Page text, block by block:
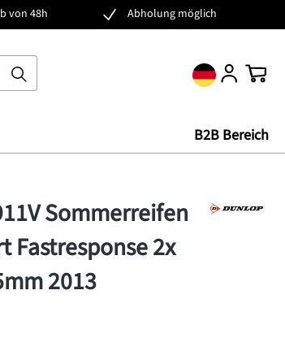
von 48h Abholung möglich
B2B Bereich
Sommerreifen
Fastresponse 2x
2013